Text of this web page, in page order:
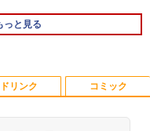
っと見る
解説 II 鋼部材・鋼上部
会 ]
ドリンク コミック